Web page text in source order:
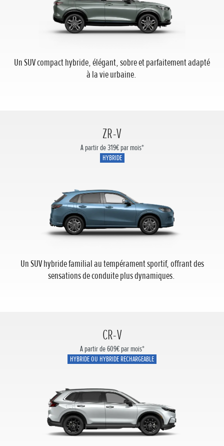
Un SUV compact hybride, élégant, sobre et parfaitement adapté
à la vie urbaine.
ZR-V
A partir de 319€ par mois*
HYBRIDE
Un SUV hybride familial au tempérament sportif, offrant des
sensations de conduite plus dynamiques.
CR-V
A partir de 609€ par mois*
HYBRIDE OU HYBRIDE RECHARGEABLE